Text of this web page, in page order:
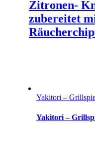
Zitronen-
zubereitet
Yakitori –
Yakitori –